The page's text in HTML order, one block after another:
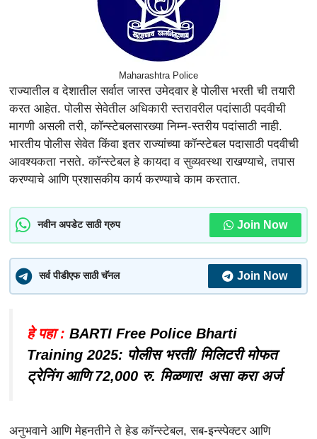
Maharashtra Police
राज्यातील व देशातील सर्वात जास्त उमेदवार हे पोलीस भरती ची तयारी
करत आहेत. पोलीस सेवेतील अधिकारी स्तरावरील पदांसाठी पदवीची
मागणी असली तरी, कॉन्स्टेबलसारख्या निम्न-स्तरीय पदांसाठी नाही.
भारतीय पोलीस सेवेत किंवा इतर राज्यांच्या कॉन्स्टेबल पदासाठी पदवीची
आवश्यकता नसते. कॉन्स्टेबल हे कायदा व सुव्यवस्था राखण्याचे, तपास
करण्याचे आणि प्रशासकीय कार्य करण्याचे काम करतात.
नवीन अपडेट साठी ग्रुप Join Now
सर्व पीडीएफ साठी चॅनल Join Now
हे पहा : BARTI Free Police Bharti
Training 2025: पोलीस भरती/ मिलिटरी मोफत
ट्रेनिंग आणि 72,000 रु. मिळणार! असा करा अर्ज
अनुभवाने आणि मेहनतीने ते हेड कॉन्स्टेबल, सब-इन्स्पेक्टर आणि